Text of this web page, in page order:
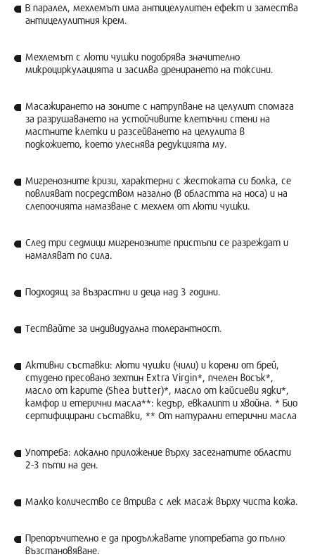
В паралел, мехлемът има антицелулитен ефект и замества
антицелулитния крем.
Мехлемът с люти чушки подобрява значително
микроциркулацията и засилва дренирането на токсини.
Масажирането на зоните с натрупване на целулит спомага
за разрушаването на устойчивите клетъчни стени на
мастните клетки и разсейването на целулита в
подкожието, което улеснява редукцията му.
Мигренозните кризи, характерни с жестоката си болка, се
повлияват посредством назално (в областта на носа) и на
слепоочията намазване с мехлем от люти чушки.
След три седмици мигренозните пристъпи се разреждат и
намаляват по сила.
Подходящ за възрастни и деца над 3 години.
Тествайте за индивидуална толерантност.
Активни съставки: люти чушки (чили) и корени от брей,
студено пресовано зехтин Extra Virgin*, пчелен восък*,
масло от карите (Shea butter)*, масло от кайсиеви ядки*,
камфор и етерични масла**: кедър, евкалипт и хвойна. * Био
сертифицирани съставки, ** От натурални етерични масла
Употреба: локално приложение върху засегнатите области
2-3 пъти на ден.
Малко количество се втрива с лек масаж върху чиста кожа.
Препоръчително е да продължавате употребата до пълно
възстановяване.